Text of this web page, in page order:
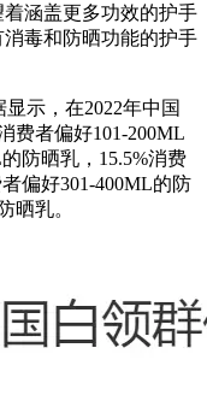
涵盖更多功效的护手
毒和防晒功能的护手
示，在2022年中国
费者偏好101-200ML
防晒乳，15.5%消费
偏好301-400ML的防
晒乳。